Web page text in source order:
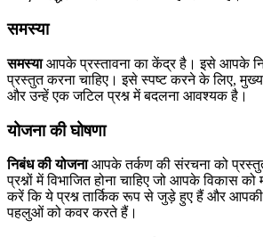
समस्या
समस्याआपके प्रस्तावना का केंद्र है। इसे आपके
प्रस्तुत करना चाहिए। इसे स्पष्ट करने के लिए, मुख्य
और उन्हें एक जटिल प्रश्न में बदलना आवश्यक है।
योजना की घोषणा
निबंध की योजनाआपके तर्कण की संरचना को
प्रश्नों में विभाजित होना चाहिए जो आपके विकास को
करें कि ये प्रश्न तार्किक रूप से जुड़े हुए हैं और
पहलुओं को कवर करते हैं।